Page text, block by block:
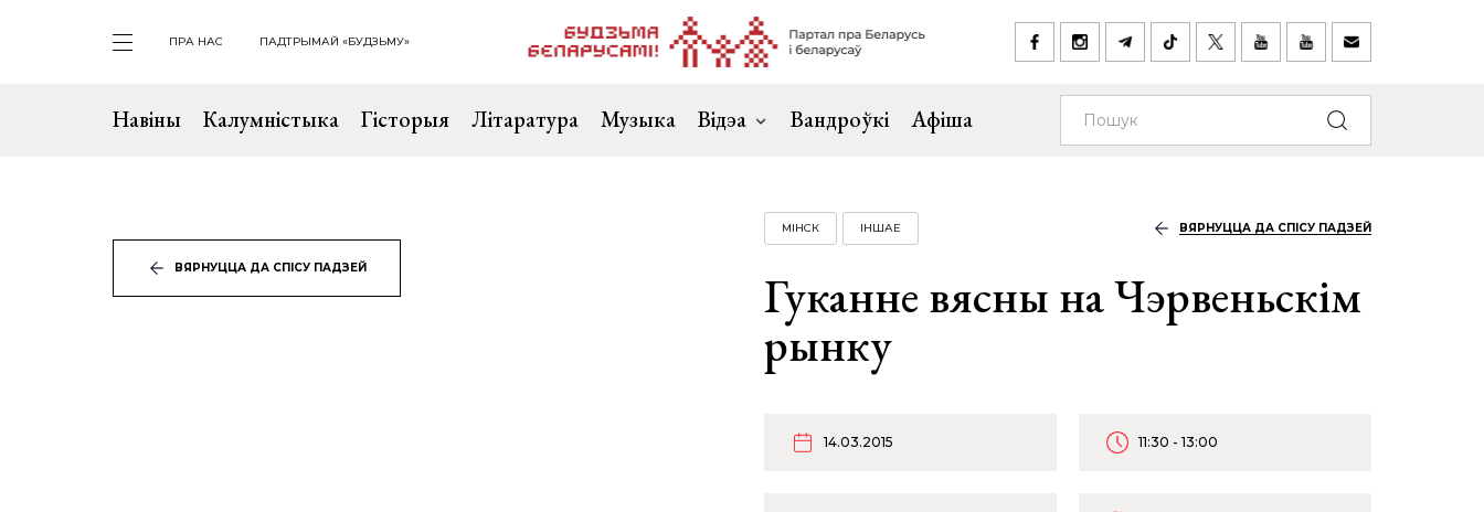
ПРА НАС ПАДТРЫМАЙ «БУДЗЬМУ»
Навіны Калумністыка Гісторыя Літаратура Музыка Відэа Вандроўкі Афіша
ВЯРНУЦЦА ДА СПІСУ ПАДЗЕЙ
МІНСК ІНШАЕ ВЯРНУЦЦА ДА СПІСУ ПАДЗЕЙ
Гуканне вясны на Чэрвеньскім
рынку
14.03.2015 11:30 - 13:00